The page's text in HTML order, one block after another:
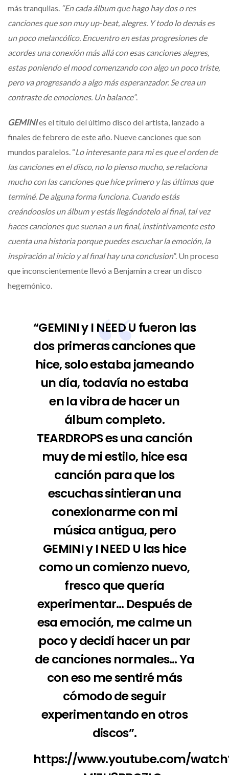
más tranquilas. “En cada álbum que hago hay dos o res
canciones que son muy up-beat, alegres. Y todo lo demás es
un poco melancólico. Encuentro en estas progresiones de
acordes una conexión más allá con esas canciones alegres,
estas poniendo el mood comenzando con algo un poco triste,
pero va progresando a algo más esperanzador. Se crea un
contraste de emociones. Un balance”.
GEMINIes el título del último disco del artista, lanzado a
finales de febrero de este año. Nueve canciones que son
mundos paralelos. “Lo interesante para mi es que el orden de
las canciones en el disco, no lo pienso mucho, se relaciona
mucho con las canciones que hice primero y las últimas que
terminé. De alguna forma funciona. Cuando estás
creándooslos un álbum y estás llegándotelo al final, tal vez
haces canciones que suenan a un final, instintivamente esto
cuenta una historia porque puedes escuchar la emoción, la
inspiración al inicio y al final hay una conclusion”. Un proceso
que inconscientemente llevó a Benjamin a crear un disco
hegemónico.
“GEMINI y I NEED U fueron las
dos primeras canciones que
hice, solo estaba jameando
un día, todavía no estaba
en la vibra de hacer un
álbum completo.
TEARDROPS es una canción
muy de mi estilo, hice esa
canción para que los
escuchas sintieran una
conexionarme con mi
música antigua, pero
GEMINI y I NEED U las hice
como un comienzo nuevo,
fresco que quería
experimentar… Después de
esa emoción, me calme un
poco y decidí hacer un par
de canciones normales… Ya
con eso me sentiré más
cómodo de seguir
experimentando en otros
discos”.
https://www.youtube.com/